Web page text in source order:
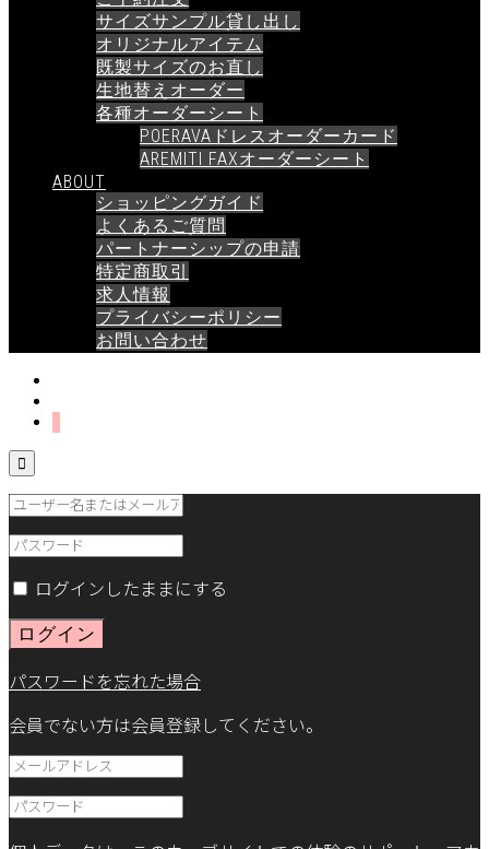
サイズサンプル貸し出し
オリジナルアイテム
既製サイズのお直し
生地替えオーダー
各種オーダーシート
POERAVAドレスオーダーカード
AREMITI FAXオーダーシート
ABOUT
ショッピングガイド
よくあるご質問
パートナーシップの申請
特定商取引
求人情報
プライバシーポリシー
お問い合わせ

ログインしたままにする
ログイン
パスワードを忘れた場合
会員でない方は会員登録してください。